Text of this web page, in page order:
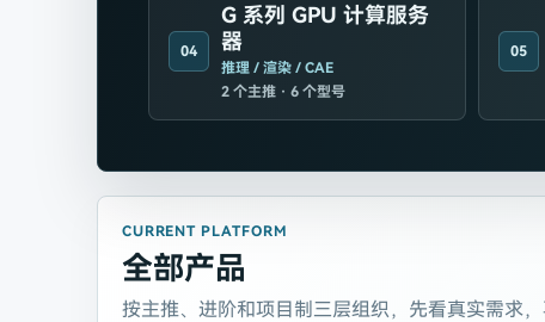
04
G 系列 GPU 计算服务
器
推理 / 渲染 / CAE
2个主推 · 6个型号
05
CURRENT PLATFORM
全部产品
按主推、进阶和项目制三层组织，先看真实需求，